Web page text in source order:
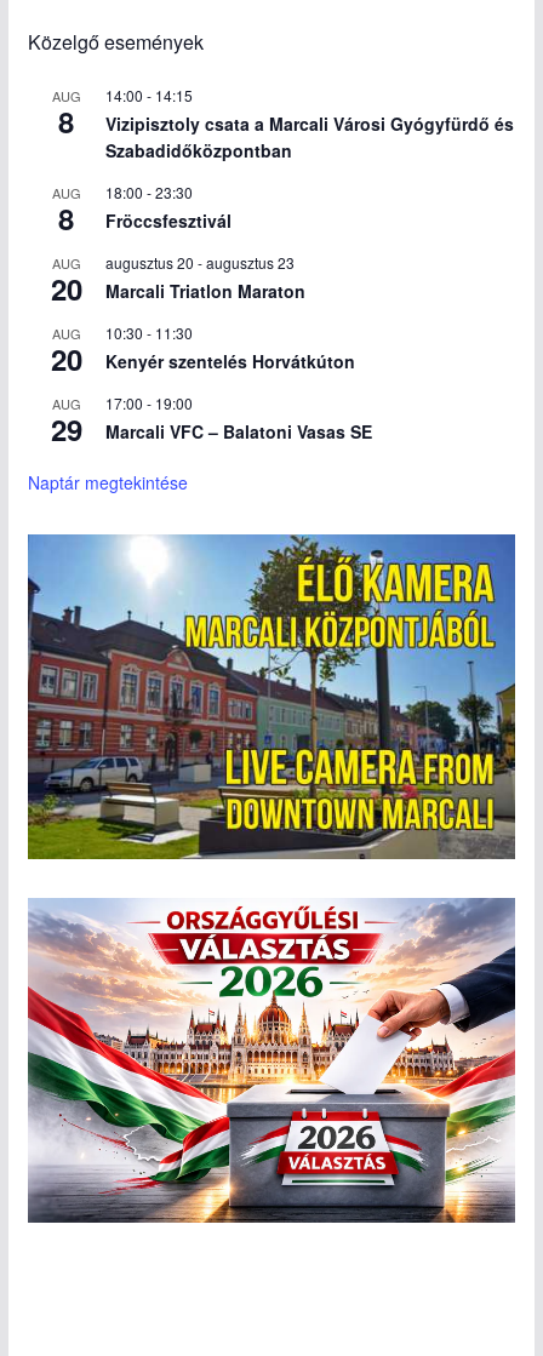
Közelgő események
AUG
8
14:00 - 14:15
Vizipisztoly csata a Marcali Városi Gyógyfürdő és
Szabadidőközpontban
AUG
8
18:00 -23:30
Fröccsfesztivál
AUG
20
augusztus 20 -augusztus 23
Marcali Triatlon Maraton
AUG
20
10:30 - 11:30
Kenyér szentelés Horvátkúton
AUG
29
17:00 - 19:00
Marcali VFC – Balatoni Vasas SE
Naptár megtekintése